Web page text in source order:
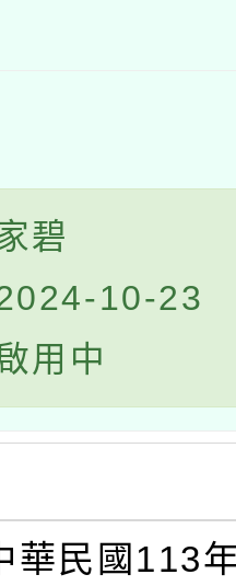
碧
10-23
用中
華民國113